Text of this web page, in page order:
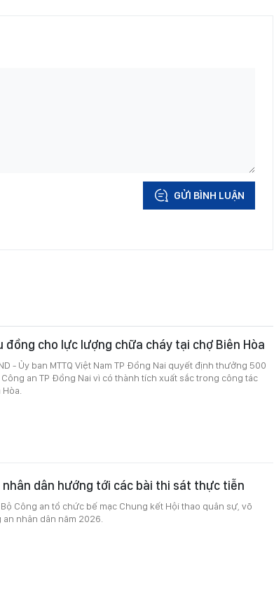
GỬI BÌNH LUẬN
cho lực lượng chữa cháy tại chợ Biên Hòa
- Ủy ban MTTQ Việt Nam TP Đồng Nai quyết định thưởng 500
an TP Đồng Nai vì có thành tích xuất sắc trong công tác
nhân dân hướng tới các bài thi sát thực tiễn
Công an tổ chức bế mạc Chung kết Hội thao quân sự, võ
nhân dân năm 2026.